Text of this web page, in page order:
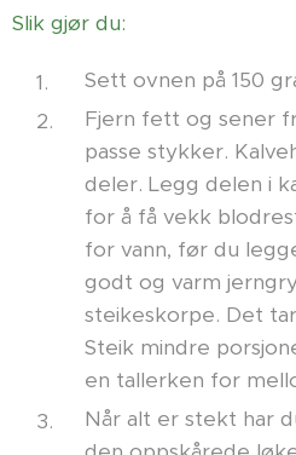
Slik gjør du:
Sett ovnen på 150
Fjern fett og sener
passe stykker.
deler. Legg delen i
for å få vekk
for vann, før du
godt og varm
steikeskorpe. Det
Steik mindre
en tallerken for
Når alt er stekt har